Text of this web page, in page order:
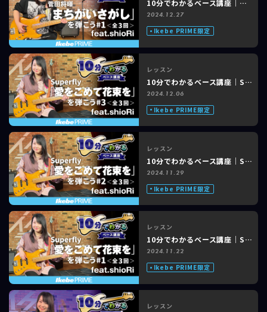
10分でわかるベース講座｜菅田将暉「まちがいさがし」feat. shioRi #1 of 3
2024.12.27
Ikebe PRIME限定
レッスン
10分でわかるベース講座｜Superfly「愛をこめて花束を」feat. shioRi #3 of 3
2024.12.06
Ikebe PRIME限定
レッスン
10分でわかるベース講座｜Superfly「愛をこめて花束を」feat. shioRi #2 of 3
2024.11.29
Ikebe PRIME限定
レッスン
10分でわかるベース講座｜Superfly「愛をこめて花束を」feat. shioRi #1 of 3
2024.11.22
Ikebe PRIME限定
レッスン